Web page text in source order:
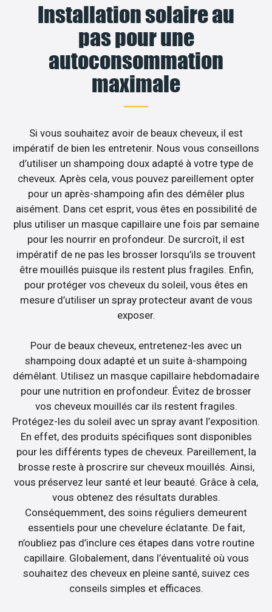
Installation solaire au
pas pour une
autoconsommation
maximale
Si vous souhaitez avoir de beaux cheveux, il est
impératif de bien les entretenir. Nous vous conseillons
d’utiliser un shampoing doux adapté à votre type de
cheveux. Après cela, vous pouvez pareillement opter
pour un après-shampoing afin des démêler plus
aisément. Dans cet esprit, vous êtes en possibilité de
plus utiliser un masque capillaire une fois par semaine
pour les nourrir en profondeur. De surcroît, il est
impératif de ne pas les brosser lorsqu’ils se trouvent
être mouillés puisque ils restent plus fragiles. Enfin,
pour protéger vos cheveux du soleil, vous êtes en
mesure d’utiliser un spray protecteur avant de vous
exposer.
Pour de beaux cheveux, entretenez-les avec un
shampoing doux adapté et un suite à-shampoing
démêlant. Utilisez un masque capillaire hebdomadaire
pour une nutrition en profondeur. Évitez de brosser
vos cheveux mouillés car ils restent fragiles.
Protégez-les du soleil avec un spray avant l’exposition.
En effet, des produits spécifiques sont disponibles
pour les différents types de cheveux. Pareillement, la
brosse reste à proscrire sur cheveux mouillés. Ainsi,
vous préservez leur santé et leur beauté. Grâce à cela,
vous obtenez des résultats durables.
Conséquemment, des soins réguliers demeurent
essentiels pour une chevelure éclatante. De fait,
n’oubliez pas d’inclure ces étapes dans votre routine
capillaire. Globalement, dans l’éventualité où vous
souhaitez des cheveux en pleine santé, suivez ces
conseils simples et efficaces.